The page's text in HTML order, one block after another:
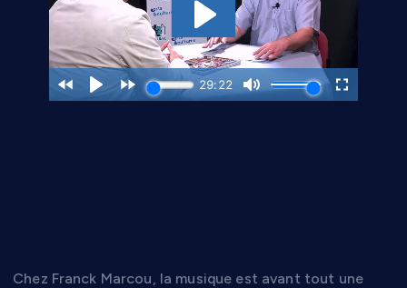
Chez Franck Marcou, la musique est avant tout une